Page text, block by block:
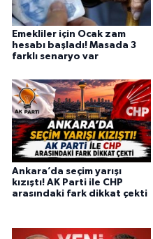
Emekliler için Ocak zam
hesabı başladı! Masada 3
farklı senaryo var
Ankara’da seçim yarışı
kızıştı! AK Parti ile CHP
arasındaki fark dikkat çekti